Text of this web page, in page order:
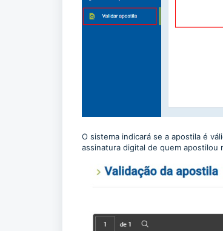
O sistema indicará se a apostila é
assinatura digital de quem apostilou